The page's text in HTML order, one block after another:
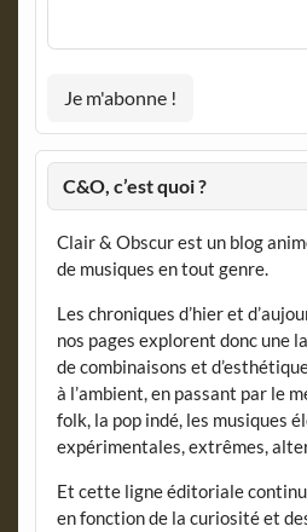
C&O, c’est quoi ?
Clair & Obscur est un blog
de musiques en tout genre.
Les chroniques d’hier et
nos pages explorent donc une
de combinaisons et
à l’ambient, en passant par le
folk, la pop indé, les musiques
expérimentales, extrêmes,
Et cette ligne éditoriale
en fonction de la curiosité et